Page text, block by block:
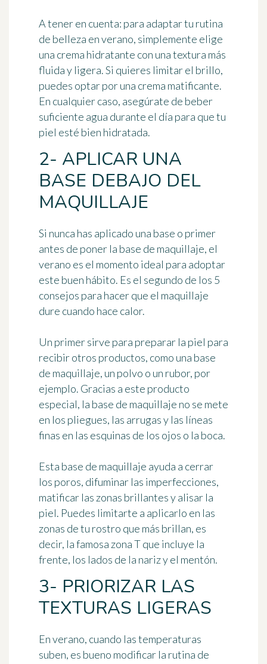
A tener en cuenta: para adaptar tu rutina
de belleza en verano, simplemente elige
una crema hidratante con una textura más
fluida y ligera. Si quieres limitar el brillo,
puedes optar por una crema matificante.
En cualquier caso, asegúrate de beber
suficiente agua durante el día para que tu
piel esté bien hidratada.
2- APLICAR UNA
BASE DEBAJO DEL
MAQUILLAJE
Si nunca has aplicado una base o primer
antes de poner la base de maquillaje, el
verano es el momento ideal para adoptar
este buen hábito. Es el segundo de los 5
consejos para hacer que el maquillaje
dure cuando hace calor.
Un primer sirve para preparar la piel para
recibir otros productos, como una base
de maquillaje, un polvo o un rubor, por
ejemplo. Gracias a este producto
especial, la base de maquillaje no se mete
en los pliegues, las arrugas y las líneas
finas en las esquinas de los ojos o la boca.
Esta base de maquillaje ayuda a cerrar
los poros, difuminar las imperfecciones,
matificar las zonas brillantes y alisar la
piel. Puedes limitarte a aplicarlo en las
zonas de tu rostro que más brillan, es
decir, la famosa zona T que incluye la
frente, los lados de la nariz y el mentón.
3- PRIORIZAR LAS
TEXTURAS LIGERAS
En verano, cuando las temperaturas
suben, es bueno modificar la rutina de